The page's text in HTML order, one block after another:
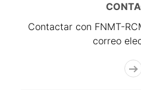
Contactar con FNMT-
correo